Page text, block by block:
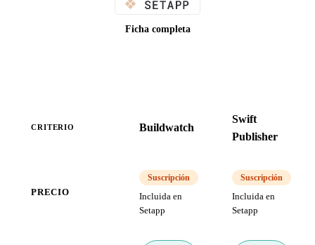
Ficha completa
CRITERIO Buildwatch
Swift
Publisher
PRECIO
Suscripción
Incluida en
Setapp
Suscripción
Incluida en
Setapp